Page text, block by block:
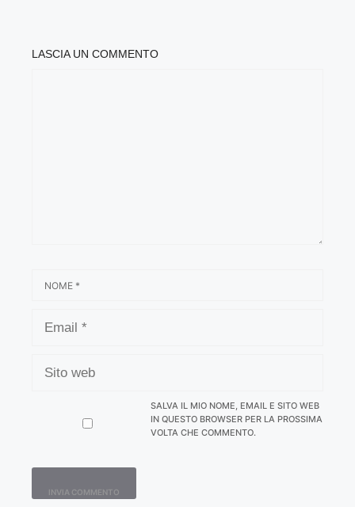
LASCIA UN COMMENTO
WEB
SALVA IL MIO NOME, EMAIL E SITO WEB
IN QUESTO BROWSER PER LA PROSSIMA
VOLTA CHE COMMENTO.